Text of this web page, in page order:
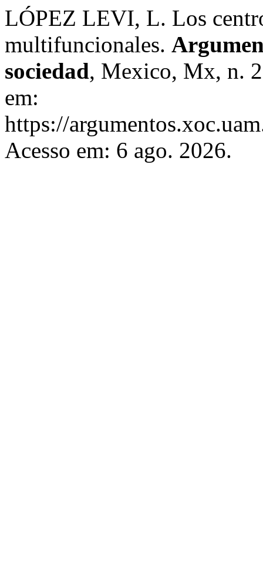
LÓPEZ LEVI, L. Los
multifuncionales.
sociedad, Mexico, Mx, n.
em:
https://
Acesso em: 6 ago. 2026.